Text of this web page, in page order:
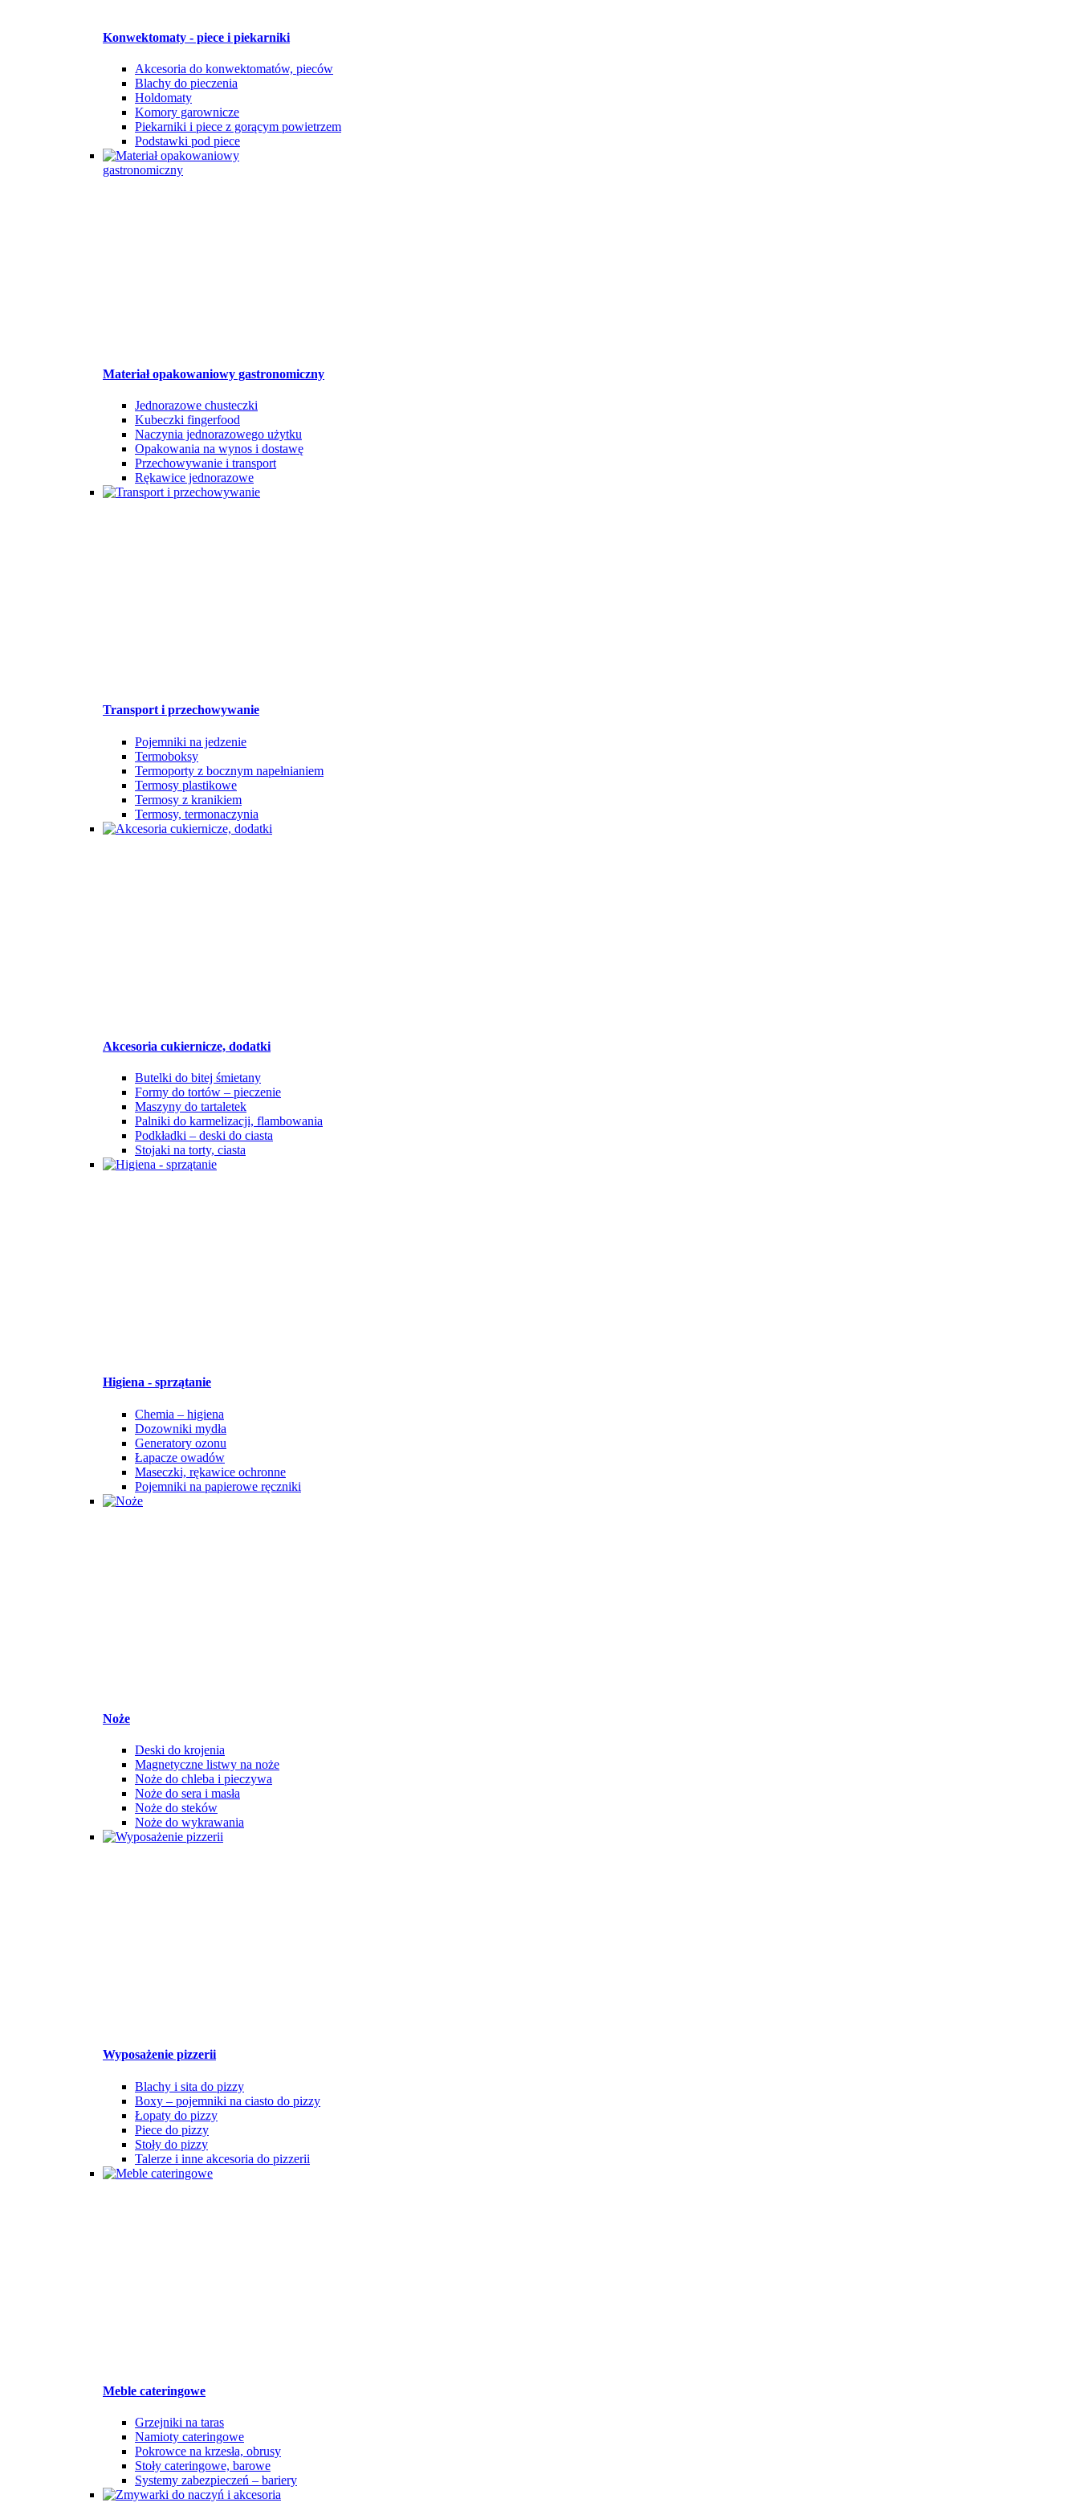
Konwektomaty - piece i piekarniki
Akcesoria do konwektomatów, pieców
Blachy do pieczenia
Holdomaty
Komory garownicze
Piekarniki i piece z gorącym powietrzem
Podstawki pod piece
Materiał opakowaniowy gastronomiczny
Jednorazowe chusteczki
Kubeczki fingerfood
Naczynia jednorazowego użytku
Opakowania na wynos i dostawę
Przechowywanie i transport
Rękawice jednorazowe
Transport i przechowywanie
Pojemniki na jedzenie
Termoboksy
Termoporty z bocznym napełnianiem
Termosy plastikowe
Termosy z kranikiem
Termosy, termonaczynia
Akcesoria cukiernicze, dodatki
Butelki do bitej śmietany
Formy do tortów – pieczenie
Maszyny do tartaletek
Palniki do karmelizacji, flambowania
Podkładki – deski do ciasta
Stojaki na torty, ciasta
Higiena - sprzątanie
Chemia – higiena
Dozowniki mydła
Generatory ozonu
Łapacze owadów
Maseczki, rękawice ochronne
Pojemniki na papierowe ręczniki
Noże
Deski do krojenia
Magnetyczne listwy na noże
Noże do chleba i pieczywa
Noże do sera i masła
Noże do steków
Noże do wykrawania
Wyposażenie pizzerii
Blachy i sita do pizzy
Boxy – pojemniki na ciasto do pizzy
Łopaty do pizzy
Piece do pizzy
Stoły do pizzy
Talerze i inne akcesoria do pizzerii
Meble cateringowe
Grzejniki na taras
Namioty cateringowe
Pokrowce na krzesła, obrusy
Stoły cateringowe, barowe
Systemy zabezpieczeń – bariery